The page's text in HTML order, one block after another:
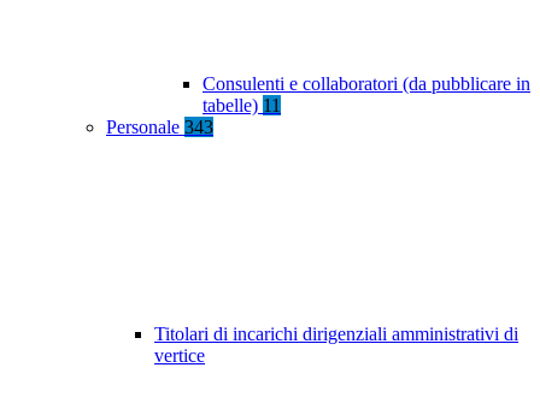
Consulenti e collaboratori (da pubblicare in
tabelle) 11
Personale 343
Titolari di incarichi dirigenziali amministrativi di
vertice